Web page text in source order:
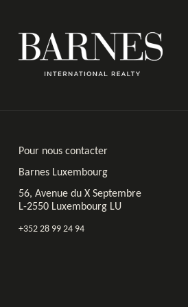
Pour nous contacter
Barnes Luxembourg
56, Avenue du X Septembre
L-2550 Luxembourg LU
+352 28 99 24 94